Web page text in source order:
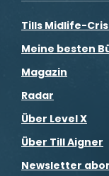
Tills Midlife-
Meine besten
Magazin
Radar
Über Level X
Über Till Aigner
Newsletter